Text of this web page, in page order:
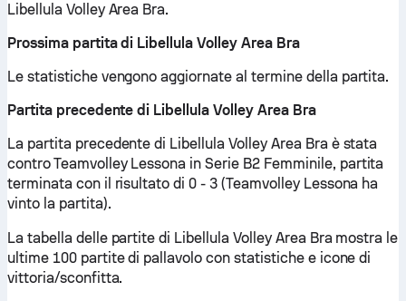
Libellula Volley Area Bra.
Prossima partita di Libellula Volley Area Bra
Le statistiche vengono aggiornate al termine della partita.
Partita precedente di Libellula Volley Area Bra
La partita precedente di Libellula Volley Area Bra è stata
contro Teamvolley Lessona in Serie B2 Femminile, partita
terminata con il risultato di 0 - 3 (Teamvolley Lessona ha
vinto la partita).
La tabella delle partite di Libellula Volley Area Bra mostra le
ultime 100 partite di pallavolo con statistiche e icone di
vittoria/sconfitta.